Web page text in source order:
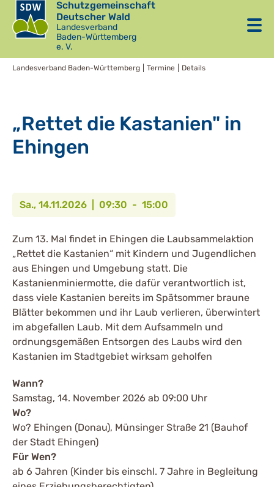
Schutzgemeinschaft
Deutscher Wald
Landesverband
Baden-Württemberg
e. V.
Landesverband Baden-Württemberg Termine Details
„Rettet die Kastanien" in
Ehingen
Sa., 14.11.2026 | 09:30 - 15:00
Zum 13. Mal findet in Ehingen die Laubsammelaktion
„Rettet die Kastanien“ mit Kindern und Jugendlichen
aus Ehingen und Umgebung statt. Die
Kastanienminiermotte, die dafür verantwortlich ist,
dass viele Kastanien bereits im Spätsommer braune
Blätter bekommen und ihr Laub verlieren, überwintert
im abgefallen Laub. Mit dem Aufsammeln und
ordnungsgemäßen Entsorgen des Laubs wird den
Kastanien im Stadtgebiet wirksam geholfen
Wann?
Samstag, 14. November 2026 ab 09:00 Uhr
Wo?
Wo? Ehingen (Donau), Münsinger Straße 21 (Bauhof
der Stadt Ehingen)
Für Wen?
ab 6 Jahren (Kinder bis einschl. 7 Jahre in Begleitung